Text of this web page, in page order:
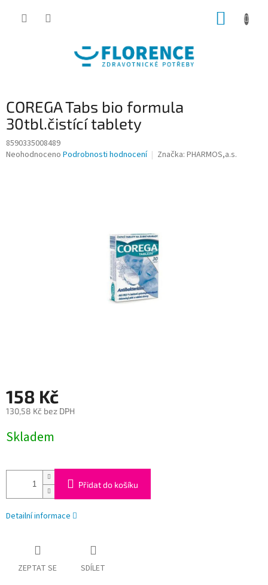
COREGA Tabs bio formula
30tbl.čistící tablety
8590335008489
Průměrné
Neohodnoceno Podrobnosti hodnocení Značka: PHARMOS,a.s.
158 Kč
130,58 Kč bez DPH
cena:
Skladem
Přidat do košíku
Detailní informace
ZEPTAT SE SDÍLET